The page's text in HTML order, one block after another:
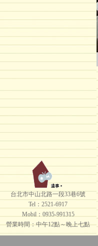
台北市中山北路一段33巷6號
Tel：2521-6917
Mobil：0935-991315
營業時間：中午12點～晚上七點